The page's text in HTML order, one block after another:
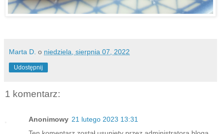
Marta D. o niedziela, sierpnia 07, 2022
Udostępnij
1 komentarz:
Anonimowy 21 lutego 2023 13:31